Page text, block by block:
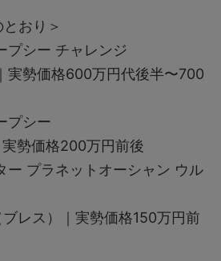
おり＞
プシー チャレンジ
実勢価格600万円代後半〜700
プシー
勢価格200万円前後
ー プラネットオーシャン ウル
レス）｜実勢価格150万円前